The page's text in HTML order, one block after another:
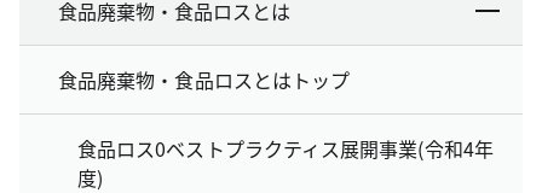
食品廃棄物・食品ロスとは
食品廃棄物・食品ロスとはトップ
食品ロス0ベストプラクティス展開事業(令和4年
度)